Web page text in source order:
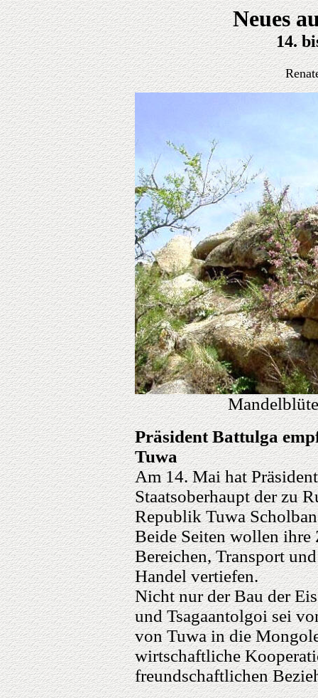
Neues
14.
Präsident Battulga
Tuwa
Am 14. Mai hat
Staatsoberhaupt der zu
Republik Tuwa
Beide Seiten wollen ihre
Bereichen, Transport
Handel vertiefen.
Nicht nur der Bau der
und Tsagaantolgoi sei
von Tuwa in die
wirtschaftliche
freundschaftlichen